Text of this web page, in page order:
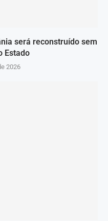
será reconstruído sem
Estado
2026